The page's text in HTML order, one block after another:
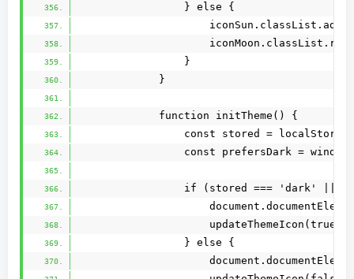
                } else {
                }
            }
            function initTheme() {
const stored =
const prefersDark =
if (stored === 'dark' ||
                    updateThemeIcon(true);
                } else {